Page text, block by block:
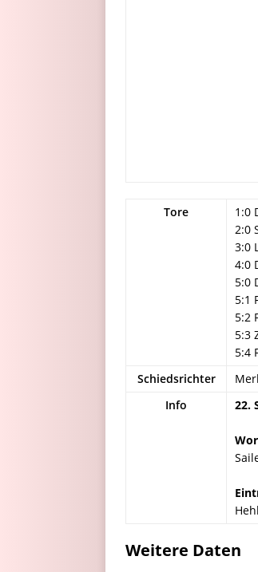
Tore
1:0
2:0
3:0
4:0
5:0
5:1
5:2
5:3
5:4
Schiedsrichter
Info
22.
Weitere Daten